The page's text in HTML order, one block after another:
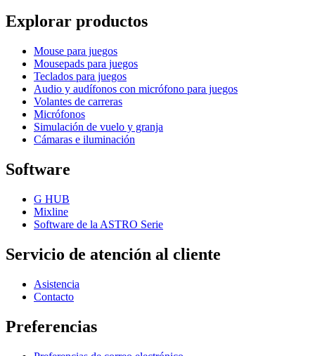
Explorar productos
Mouse para juegos
Mousepads para juegos
Teclados para juegos
Audio y audífonos con micrófono para juegos
Volantes de carreras
Micrófonos
Simulación de vuelo y granja
Cámaras e iluminación
Software
G HUB
Mixline
Software de la ASTRO Serie
Servicio de atención al cliente
Asistencia
Contacto
Preferencias